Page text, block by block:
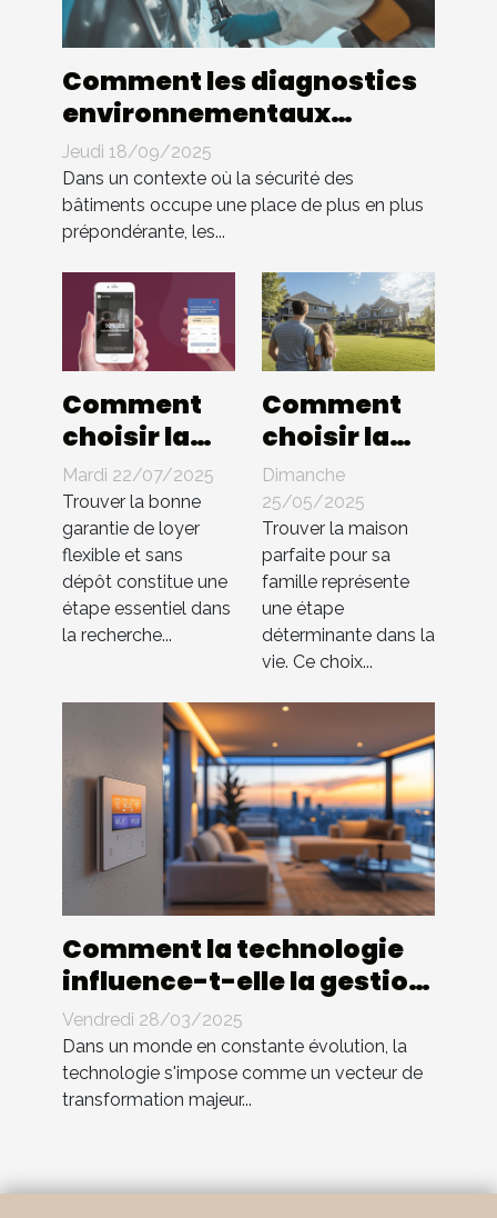
Comment les diagnostics
environnementaux
améliorent-ils la sécurité
des bâtiments ?
Jeudi 18/09/2025
Dans un contexte où la sécurité des
bâtiments occupe une place de plus en plus
prépondérante, les...
Comment
choisir la
meilleure
garantie de
loyer
flexible et
sans dépôt ?
Mardi 22/07/2025
Trouver la bonne
garantie de loyer
flexible et sans
dépôt constitue une
étape essentiel dans
la recherche...
Comment
choisir la
maison
idéale pour
votre
famille
Dimanche
25/05/2025
Trouver la maison
parfaite pour sa
famille représente
une étape
déterminante dans la
vie. Ce choix...
Comment la technologie
influence-t-elle la gestion
immobilière moderne ?
Vendredi 28/03/2025
Dans un monde en constante évolution, la
technologie s'impose comme un vecteur de
transformation majeur...